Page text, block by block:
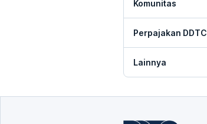
Komunitas
Perpajakan DDTC
Lainnya